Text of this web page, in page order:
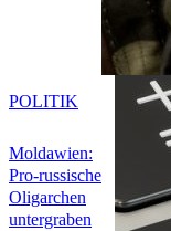
Moldawien:
Pro-russische
Oligarchen
untergraben
POLITIK